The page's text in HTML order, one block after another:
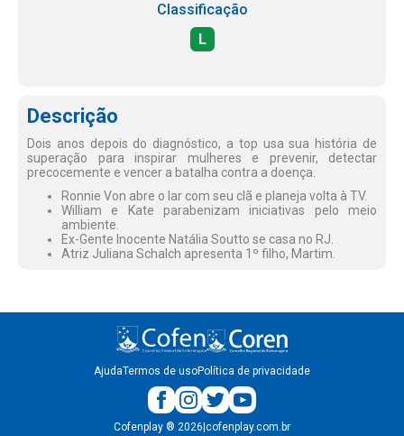
Classificação
L
Descrição
Dois anos depois do diagnóstico, a top usa sua história de
superação para inspirar mulheres e prevenir, detectar
precocemente e vencer a batalha contra a doença.
Ronnie Von abre o lar com seu clã e planeja volta à TV.
William e Kate parabenizam iniciativas pelo meio
ambiente.
Ex-Gente Inocente Natália Soutto se casa no RJ.
Atriz Juliana Schalch apresenta 1º filho, Martim.
AjudaTermos de usoPolítica de privacidade
Cofenplay ® 2026 cofenplay.com.br